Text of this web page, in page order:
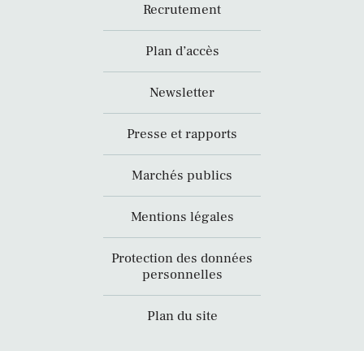
Recrutement
Plan d’accès
Newsletter
Presse et rapports
Marchés publics
Mentions légales
Protection des données
personnelles
Plan du site